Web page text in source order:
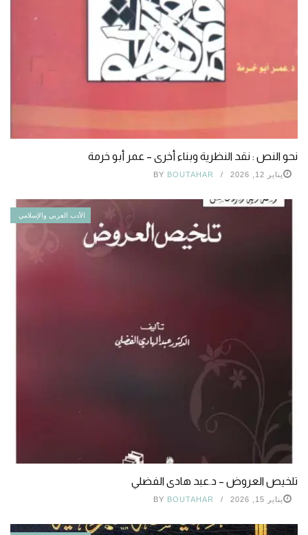
نحو النص : نقد النظرية وبناء أخرى – عمر أبو خرمة
يناير 12, 2026 BY BOUTAHAR
الأدب العربي والإسلامي
تلخيص العروض – د.عبد هادى الفضلي
يناير 15, 2026 BY BOUTAHAR